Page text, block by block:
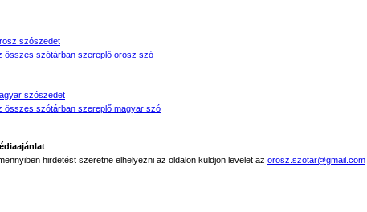
szószedet
összes szótárban szereplő orosz szó
szószedet
összes szótárban szereplő magyar szó
hirdetést szeretne elhelyezni az oldalon küldjön levelet az orosz.szotar@gmail.com